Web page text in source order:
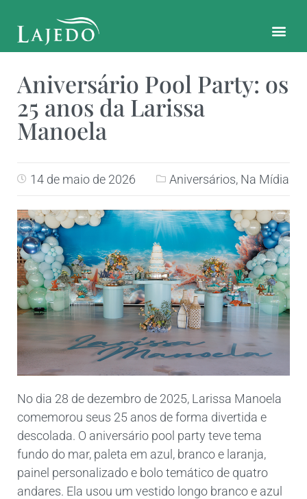
Aniversário Pool Party: os
25 anos da Larissa
Manoela
14 de maio de 2026 Aniversários, Na Mídia
No dia 28 de dezembro de 2025, Larissa Manoela
comemorou seus 25 anos de forma divertida e
descolada. O aniversário pool party teve tema
fundo do mar, paleta em azul, branco e laranja,
painel personalizado e bolo temático de quatro
andares. Ela usou um vestido longo branco e azul